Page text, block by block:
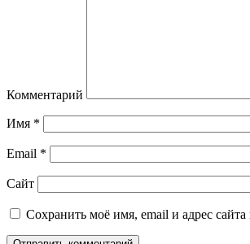
Комментарий
Имя *
Email *
Сайт
Сохранить моё имя, email и адрес